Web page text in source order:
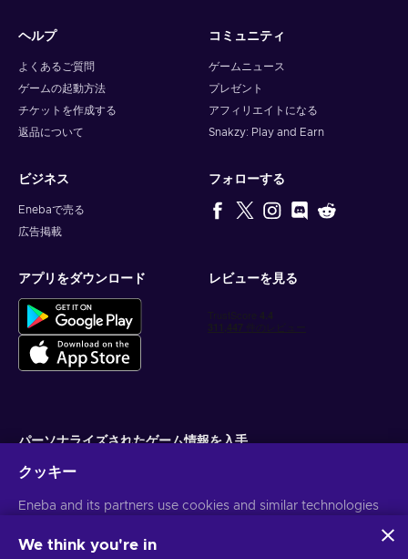
ヘルプ
よくあるご質問
ゲームの起動方法
チケットを作成する
返品について
コミュニティ
ゲームニュース
プレゼント
アフィリエイトになる
Snakzy: Play and Earn
ビジネス
Enebaで売る
広告掲載
フォローする
アプリをダウンロード レビューを見る
パーソナライズされたゲーム情報を入手
配信停止はいつでも可能です。詳しくは個人情報保護方針をご覧くださ
クッキー
Eneba and its partners use cookies and similar technologies
website. We use this information to enhance content,
We think you're in